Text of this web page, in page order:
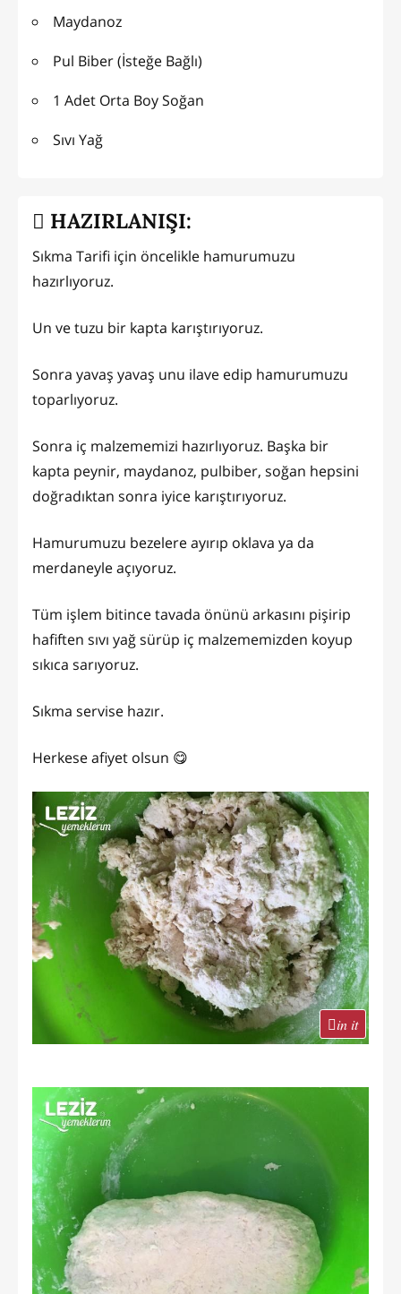
Maydanoz
Pul Biber (İsteğe Bağlı)
1 Adet Orta Boy Soğan
Sıvı Yağ
HAZIRLANIŞI:
Sıkma Tarifi için öncelikle hamurumuzu
hazırlıyoruz.
Un ve tuzu bir kapta karıştırıyoruz.
Sonra yavaş yavaş unu ilave edip hamurumuzu
toparlıyoruz.
Sonra iç malzememizi hazırlıyoruz. Başka bir
kapta peynir, maydanoz, pulbiber, soğan hepsini
doğradıktan sonra iyice karıştırıyoruz.
Hamurumuzu bezelere ayırıp oklava ya da
merdaneyle açıyoruz.
Tüm işlem bitince tavada önünü arkasını pişirip
hafiften sıvı yağ sürüp iç malzememizden koyup
sıkıca sarıyoruz.
Sıkma servise hazır.
Herkese afiyet olsun 😋
in it